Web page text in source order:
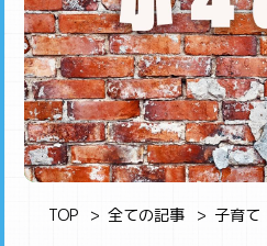
TOP 全ての記事 子育て